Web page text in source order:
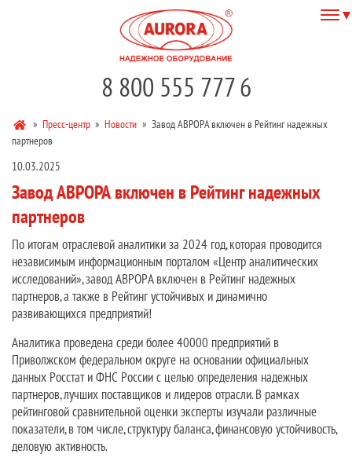
8 800 555 777 6
» Пресс-центр » Новости » Завод АВРОРА включен в Рейтинг надежных
партнеров
10.03.2025
Завод АВРОРА включен в Рейтинг надежных
партнеров
По итогам отраслевой аналитики за 2024 год, которая проводится
независимым информационным порталом «Центр аналитических
исследований», завод АВРОРА включен в Рейтинг надежных
партнеров, а также в Рейтинг устойчивых и динамично
развивающихся предприятий!
Аналитика проведена среди более 40000 предприятий в
Приволжском федеральном округе на основании официальных
данных Росстат и ФНС России с целью определения надежных
партнеров, лучших поставщиков и лидеров отрасли. В рамках
рейтинговой сравнительной оценки эксперты изучали различные
показатели, в том числе, структуру баланса, финансовую устойчивость,
деловую активность.